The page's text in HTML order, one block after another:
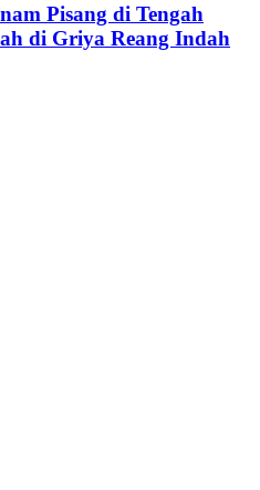
Pisang di Tengah
di Griya Reang Indah